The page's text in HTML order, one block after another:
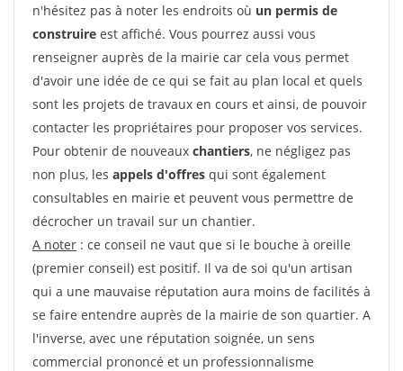
n'hésitez pas à noter les endroits où un permis de
construire est affiché. Vous pourrez aussi vous
renseigner auprès de la mairie car cela vous permet
d'avoir une idée de ce qui se fait au plan local et quels
sont les projets de travaux en cours et ainsi, de pouvoir
contacter les propriétaires pour proposer vos services.
Pour obtenir de nouveaux chantiers, ne négligez pas
non plus, les appels d'offres qui sont également
consultables en mairie et peuvent vous permettre de
décrocher un travail sur un chantier.
A noter : ce conseil ne vaut que si le bouche à oreille
(premier conseil) est positif. Il va de soi qu'un artisan
qui a une mauvaise réputation aura moins de facilités à
se faire entendre auprès de la mairie de son quartier. A
l'inverse, avec une réputation soignée, un sens
commercial prononcé et un professionnalisme